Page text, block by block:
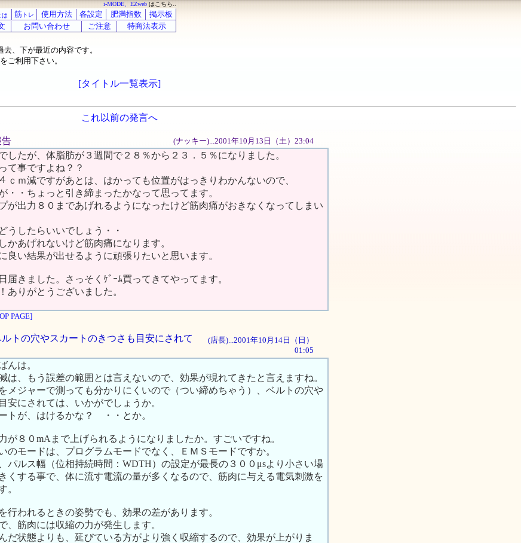
i-MODE、EZweb はこちら..
は 筋 トレ 使用方法 各設定 肥満指数
掲示板
お問い合わせ ご注意 特商法表示
、下が最近の内容です。
をご利用下さい。
[タイトル一覧表示]
これ以前の発言へ
告 (ナッキー)...2001年10月13日（土）23:04
したが、体脂肪が３週間で２８％から２３．５％になりました。
て事ですよね？？
ｃｍ減ですがあとは、はかっても位置がはっきりわかんないので、
・・ちょっと引き締まったかなって思ってます。
が出力８０まであげれるようになったけど筋肉痛がおきなくなってしまい
うしたらいいでしょう・・
かあげれないけど筋肉痛になります。
良い結果が出せるように頑張りたいと思います。
届きました。さっそくｹﾞｰﾑ買ってきてやってます。
ありがとうございました。
PAGE]
トの穴やスカートのきつさも目安にされて
(店長)...2001年10月14日（日）
01:05
んは。
は、もう誤差の範囲とは言えないので、効果が現れてきたと言えますね。
メジャーで測っても分かりにくいので（つい締めちゃう）、ベルトの穴や
安にされては、いかがでしょうか。
トが、はけるかな？ ・・とか。
が８０mAまで上げられるようになりましたか。すごいですね。
のモードは、プログラムモードでなく、ＥＭＳモードですか。
パルス幅（位相持続時間：WDTH）の設定が最長の３００μsより小さい場
くする事で、体に流す電流の量が多くなるので、筋肉に与える電気刺激を
。
行われるときの姿勢でも、効果の差があります。
、筋肉には収縮の力が発生します。
だ状態よりも、延びている方がより強く収縮するので、効果が上がりま